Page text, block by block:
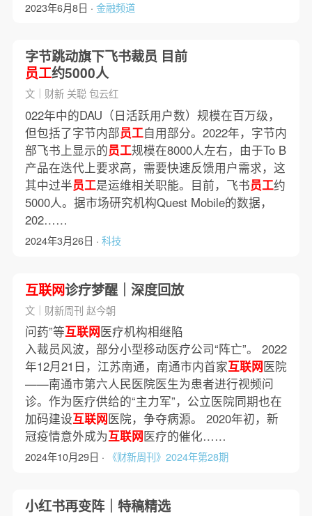
2023年6月8日 · 金融频道
字节跳动旗下飞书裁员 目前
员工约5000人
文｜财新 关聪 包云红
022年中的DAU（日活跃用户数）规模在百万级，
但包括了字节内部员工自用部分。2022年，字节内
部飞书上显示的员工规模在8000人左右，由于To B
产品在迭代上要求高，需要快速反馈用户需求，这
其中过半员工是运维相关职能。目前，飞书员工约
5000人。据市场研究机构Quest Mobile的数据，
202……
2024年3月26日 · 科技
互联网诊疗梦醒｜深度回放
文｜财新周刊 赵今朝
问药”等互联网医疗机构相继陷
入裁员风波，部分小型移动医疗公司“阵亡”。 2022
年12月21日，江苏南通，南通市内首家互联网医院
——南通市第六人民医院医生为患者进行视频问
诊。作为医疗供给的“主力军”，公立医院同期也在
加码建设互联网医院，争夺病源。 2020年初，新
冠疫情意外成为互联网医疗的催化……
2024年10月29日 · 《财新周刊》2024年第28期
小红书再变阵｜特稿精选